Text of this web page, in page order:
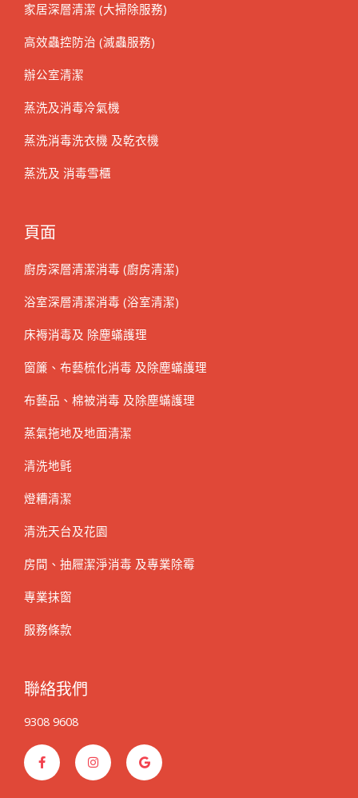
家居深層清潔 (大掃除服務)
高效蟲控防治 (滅蟲服務)
辦公室清潔
蒸洗及消毒冷氣機
蒸洗消毒洗衣機 及乾衣機
蒸洗及 消毒雪櫃
頁面
廚房深層清潔消毒 (廚房清潔)
浴室深層清潔消毒 (浴室清潔)
床褥消毒及 除塵蟎護理
窗簾、布藝梳化消毒 及除塵蟎護理
布藝品、棉被消毒 及除塵蟎護理
蒸氣拖地及地面清潔
清洗地氈
燈糟清潔
清洗天台及花園
房間、抽屜潔淨消毒 及專業除霉
專業抹窗
服務條款
聯絡我們
9308 9608
F
a
c
e
I
n
t
G
o
o
g